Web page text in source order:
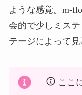
ような感覚。m-
会的で少しミス
テージによって見
ここ